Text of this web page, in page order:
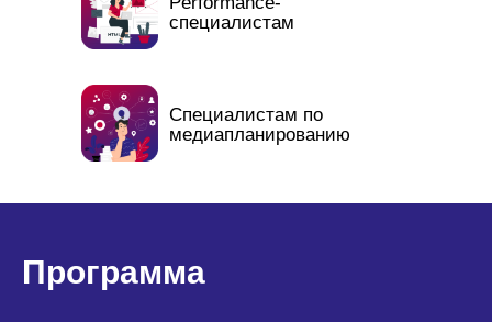
cпециалистам
Специалистам по
медиапланированию
Программа